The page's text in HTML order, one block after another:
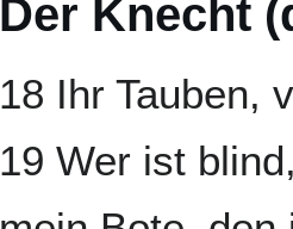
Der Knecht
18 Ihr Tauben,
19 Wer ist